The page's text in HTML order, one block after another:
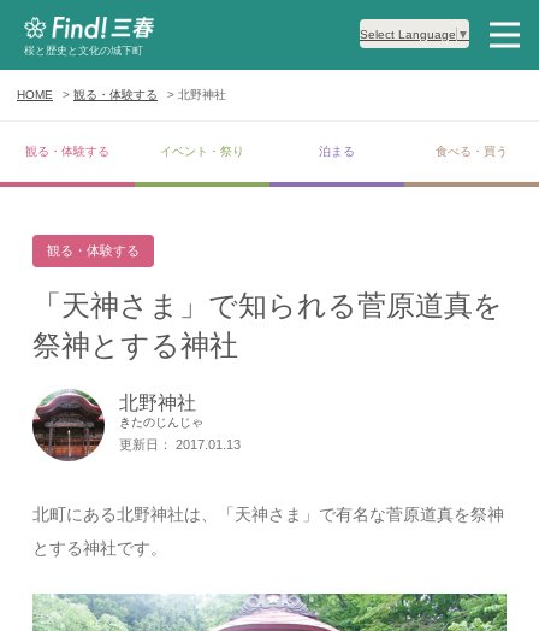
桜と歴史と文化の城下町
Select Language ▼
HOME 観る・体験する 北野神社
観る・体験する イベント・祭り 泊まる 食べる・買う
観る・体験する
「天神さま」で知られる菅原道真を
祭神とする神社
北野神社
きたのじんじゃ
更新日： 2017.01.13
北町にある北野神社は、「天神さま」で有名な菅原道真を祭神
とする神社です。